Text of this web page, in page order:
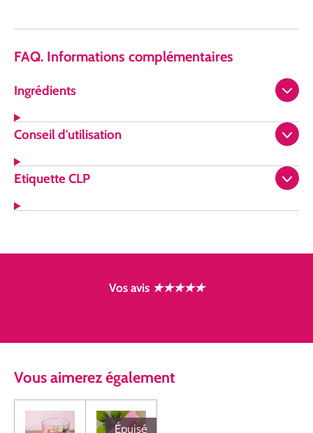
FAQ. Informations complémentaires
Ingrédients
Conseil d'utilisation
Etiquette CLP
Vos avis ★★★★★
Vousaimerezégalement
Épuisé